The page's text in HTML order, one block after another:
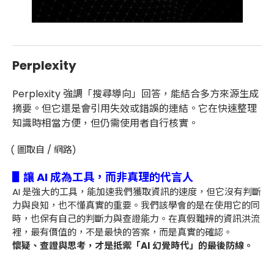
Perplexity
Perplexity 強調「搜尋導向」回答，能結合多方來源生成
摘要。但它還是會引用失效或錯誤的連結。它在快速整理
知識時相當方便，但仍需使用者自行核實。
( 圖取自 / 網路)
▋讓 AI 成為工具，而非真理的代言人
AI 是強大的工具，能加速我們獲取資訊的速度，但它沒有判斷
力與良知，也不懂真實的重要。我們該學會的是在使用它的同
時，也保有自己的判斷力與查證能力。在真假難辨的資訊洪流
裡，最有價值的，不是最快的答案，而是真實的確認。
懷疑、查證與思考，才是抵禦「AI 幻覺時代」的最後防線。